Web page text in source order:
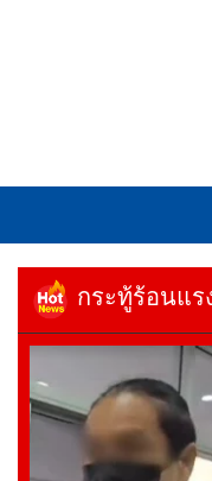
กระทู้ร้อนแ